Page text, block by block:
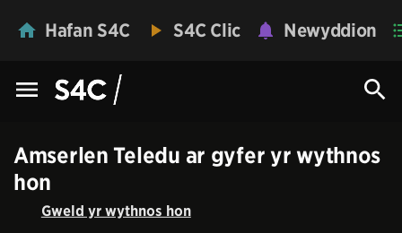
Hafan S4C S4C Clic Newyddion
Amserlen Teledu ar gyfer yr wythnos
hon
Gweld yr wythnos hon